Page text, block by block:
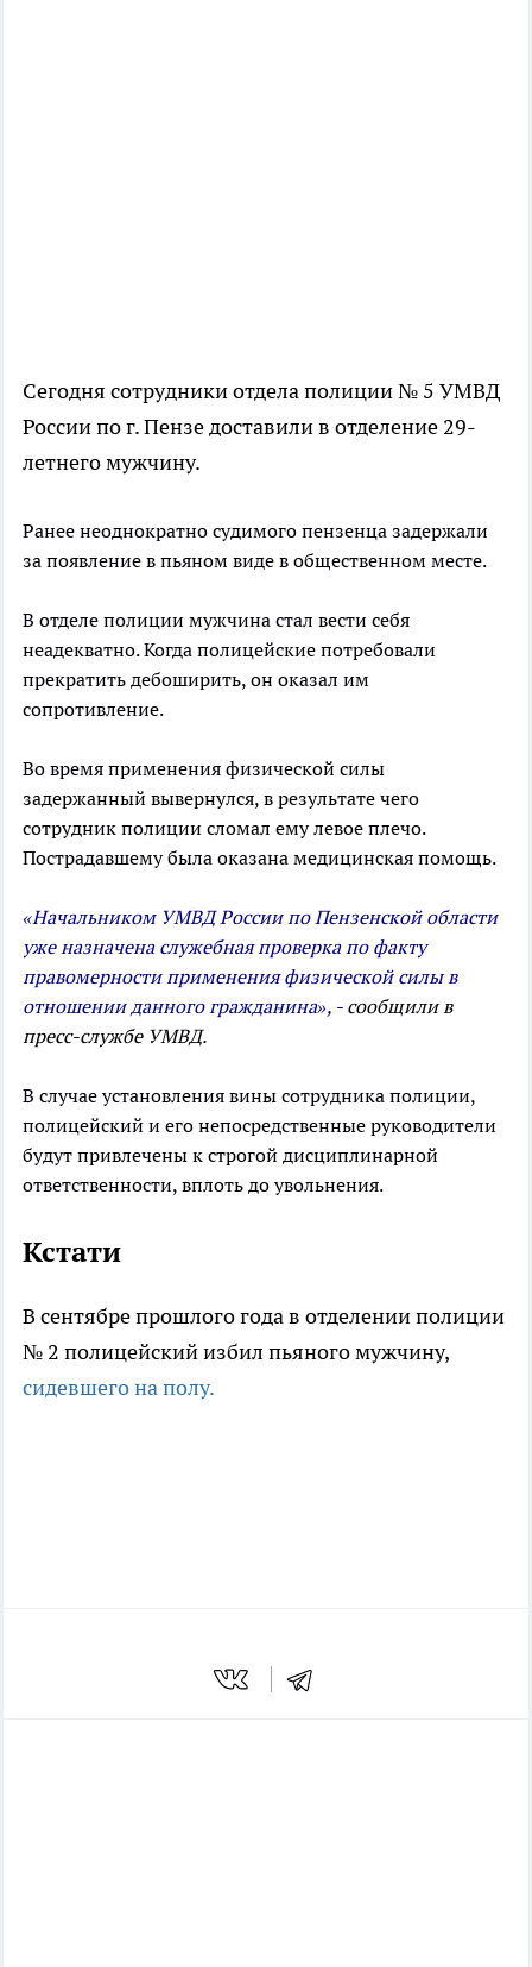
Сегодня сотрудники отдела полиции № 5 УМВД
России по г. Пензе доставили в отделение 29-
летнего мужчину.
Ранее неоднократно судимого пензенца задержали
за появление в пьяном виде в общественном месте.
В отделе полиции мужчина стал вести себя
неадекватно. Когда полицейские потребовали
прекратить дебоширить, он оказал им
сопротивление.
Во время применения физической силы
задержанный вывернулся, в результате чего
сотрудник полиции сломал ему левое плечо.
Пострадавшему была оказана медицинская помощь.
«Начальником УМВД России по Пензенской области
уже назначена служебная проверка по факту
правомерности применения физической силы в
отношении данного гражданина», -сообщили в
пресс-службе УМВД.
В случае установления вины сотрудника полиции,
полицейский и его непосредственные руководители
будут привлечены к строгой дисциплинарной
ответственности, вплоть до увольнения.
Кстати
В сентябре прошлого года в отделении полиции
№ 2 полицейский избил пьяного мужчину,
сидевшего на полу.